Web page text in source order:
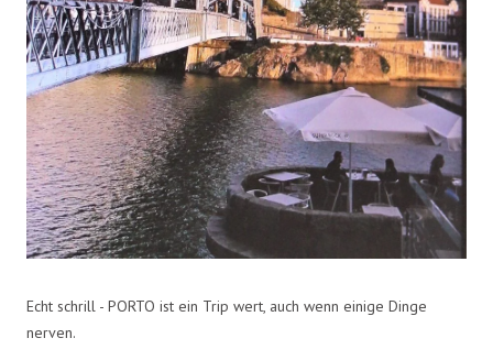
Echt schrill - PORTO ist ein Trip wert, auch wenn einige Dinge
nerven.